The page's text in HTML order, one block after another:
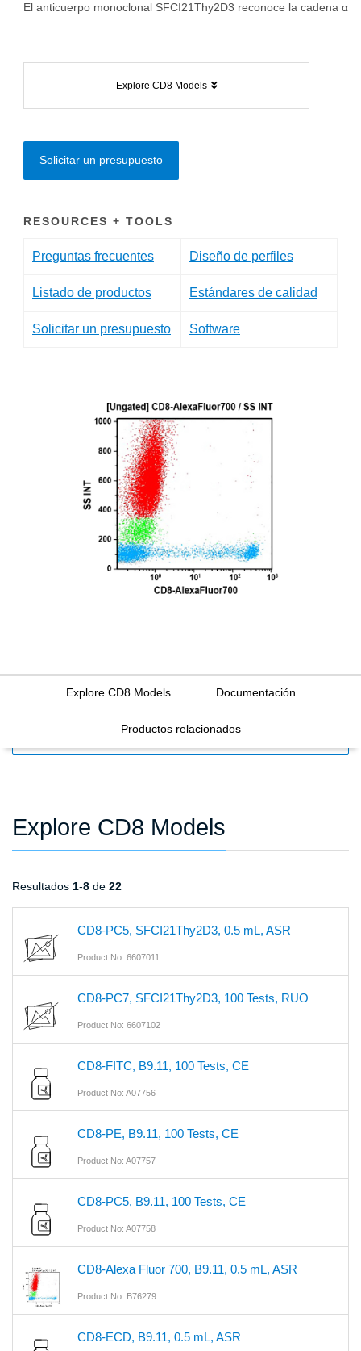
El anticuerpo monoclonal SFCI21Thy2D3 reconoce la cadena α
Explore CD8 Models
Solicitar un presupuesto
RESOURCES + TOOLS
Preguntas frecuentes Diseño de perfiles
Listado de productos Estándares de calidad
Solicitar un presupuesto Software
Explore CD8 Models Documentación
Productos relacionados
Explore CD8 Models
Resultados 1-8 de 22
CD8-PC5, SFCI21Thy2D3, 0.5 mL, ASR
Product No: 6607011
CD8-PC7, SFCI21Thy2D3, 100 Tests, RUO
Product No: 6607102
CD8-FITC, B9.11, 100 Tests, CE
Product No: A07756
CD8-PE, B9.11, 100 Tests, CE
Product No: A07757
CD8-PC5, B9.11, 100 Tests, CE
Product No: A07758
CD8-Alexa Fluor 700, B9.11, 0.5 mL, ASR
Product No: B76279
CD8-ECD, B9.11, 0.5 mL, ASR